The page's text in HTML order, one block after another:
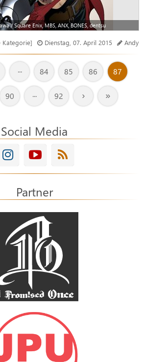
/ Square Enix, MBS, ANX, BONES, dentsu
Kategorie] Dienstag, 07. April 2015 Andy
··· 84 85 86 87
90 ··· 92 › »
Social Media
Partner